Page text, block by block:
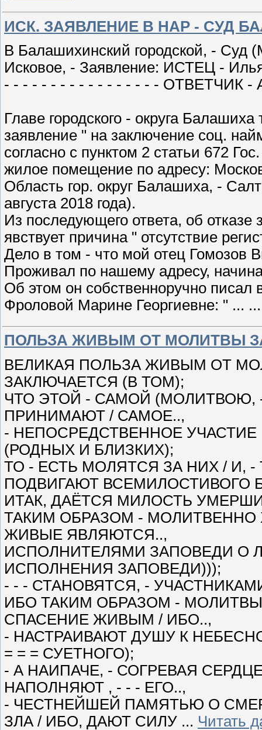
ИСК. ЗАЯВЛЕНИЕ В НАР - СУД
В Балашихинский городской, - Суд
Исковое, - Заявление: ИСТЕЦ -
- - - - - - - - - - - - - - - - - ОТВЕТЧИК -
Главе городского - округа
заявление " на заключение соц.
согласно с пунктом 2 статьи 672
жилое помещение по адресу:
Область гор. округ Балашиха, -
августа 2018 года).
Из последующего ответа, об
явствует причина " отсутствие
Дело в том - что мой отец Гомозов
Проживал по нашему адресу,
Об этом он собственноручно писал
Фроловой Марине Георгиевне: " ...
ПОЛЬЗА ЖИВЫМ ОТ МОЛИТВЫ
ВЕЛИКАЯ ПОЛЬЗА ЖИВЫМ ОТ
ЗАКЛЮЧАЕТСЯ (В ТОМ);
ЧТО ЭТОЙ - САМОЙ (МОЛИТВОЮ,
ПРИНИМАЮТ / САМОЕ..,
- НЕПОСРЕДСТВЕННОЕ
(РОДНЫХ И БЛИЗКИХ);
ТО - ЕСТЬ МОЛЯТСЯ ЗА НИХ / И,
ПОДВИГАЮТ ВСЕМИЛОСТИВОГО
ИТАК, ДАЁТСЯ МИЛОСТЬ
ТАКИМ ОБРАЗОМ - МОЛИТВЕННО
ЖИВЫЕ ЯВЛЯЮТСЯ..,
ИСПОЛНИТЕЛЯМИ ЗАПОВЕДИ О
ИСПОЛНЕНИЯ ЗАПОВЕДИ)));
- - - СТАНОВЯТСЯ, -
ИБО ТАКИМ ОБРАЗОМ -
СПАСЕНИЕ ЖИВЫМ / ИБО..,
- НАСТРАИВАЮТ ДУШУ К
= = = СУЕТНОГО);
- А НАИПАЧЕ, - СОГРЕВАЯ
НАПОЛНЯЮТ , - - - ЕГО..,
- ЧЕСТНЕЙШЕЙ ПАМЯТЬЮ О
ЗЛА / ИБО, ДАЮТ СИЛУ ... Читать